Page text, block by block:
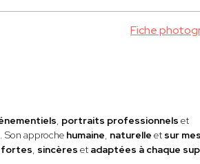
Fiche
, portraits professionnels et
. Son approche humaine, naturelle et sur
fortes, sincères et adaptées à chaque